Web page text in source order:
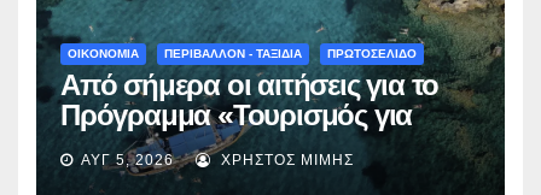
ΟΙΚΟΝΟΜΙΑ ΠΕΡΙΒΑΛΛΟΝ - ΤΑΞΙΔΙΑ ΠΡΩΤΟΣΕΛΙΔΟ
Από σήμερα οι αιτήσεις για το
Πρόγραμμα «Τουρισμός για
Όλους 2026-2027» – Πότε λήγει
η προσθεσμία
ΑΥΓ 5, 2026 ΧΡΉΣΤΟΣ ΜΊΜΗΣ